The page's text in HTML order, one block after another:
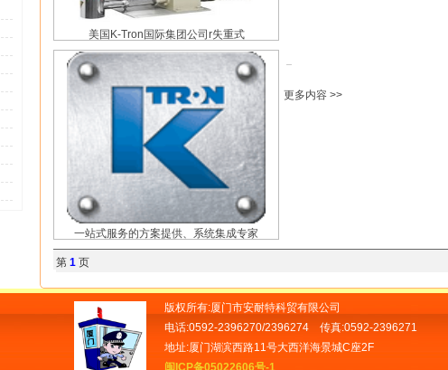
美国K-Tron国际集团公司r失重式
一站式服务的方案提供、系统集成专家
更多内容 >>
第 1 页
版权所有:厦门市安耐特科贸有限公司
电话:0592-2396270/2396274 传真:0592-2396271
地址:厦门湖滨西路11号大西洋海景城C座2F
闽ICP备05022606号-1